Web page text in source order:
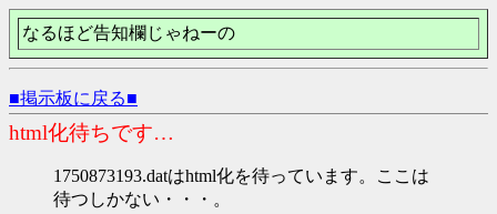
なるほど告知欄じゃねーの
■掲示板に戻る■
html化待ちです…
1750873193.datはhtml化を待っています。ここは
待つしかない・・・。